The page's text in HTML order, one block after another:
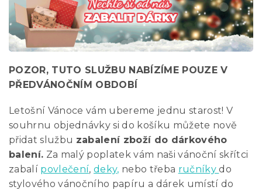
POZOR, TUTO SLUŽBU NABÍZÍME POUZE V
PŘEDVÁNOČNÍM OBDOBÍ
Letošní Vánoce vám ubereme jednu starost! V
souhrnu objednávky si do košíku můžete nově
přidat službu zabalení zboží do dárkového
balení. Za malý poplatek vám naši vánoční skřítci
zabalí povlečení,deky, nebo třeba ručníkydo
stylového vánočního papíru a dárek umístí do